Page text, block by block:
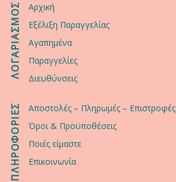
ΛΟΓΑΡΙΑΣΜΟΣ
Αρχική
Εξέλιξη Παραγγελίας
Αγαπημένα
Παραγγελίες
Διευθύνσεις
ΠΛΗΡΟΦΟΡΙΕΣ
Αποστολές – Πληρωμές – Επιστροφές
Όροι & Προϋποθέσεις
Ποιές είμαστε
Επικοινωνία